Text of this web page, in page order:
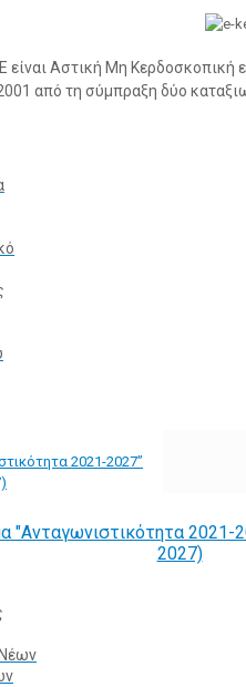
Αστική Μη Κερδοσκοπική
από τη σύμπραξη δύο
2021-2027”
"Ανταγωνιστικότητα
2027)